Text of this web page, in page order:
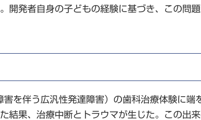
開発者自身の子どもの経験に基づき、この問
を伴う広汎性発達障害）の歯科治療体験に端
果、治療中断とトラウマが生じた。この出来